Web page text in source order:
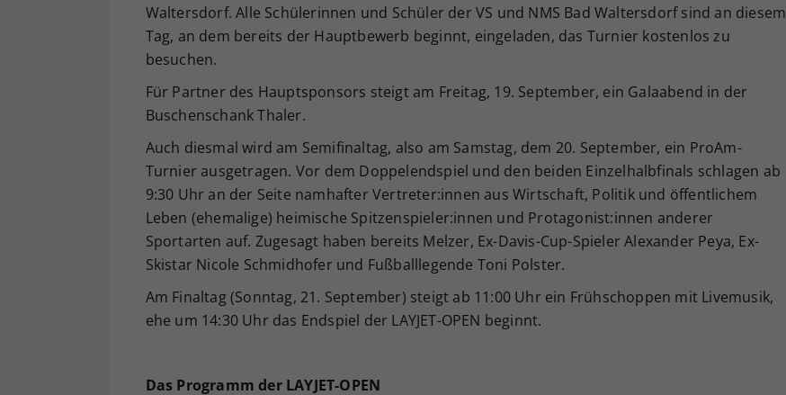
Waltersdorf. Alle Schülerinnen und Schüler der VS und NMS Bad Waltersdorf sind an diesem
Tag, an dem bereits der Hauptbewerb beginnt, eingeladen, das Turnier kostenlos zu
besuchen.
Für Partner des Hauptsponsors steigt am Freitag, 19. September, ein Galaabend in der
Buschenschank Thaler.
Auch diesmal wird am Semifinaltag, also am Samstag, dem 20. September, ein ProAm-
Turnier ausgetragen. Vor dem Doppelendspiel und den beiden Einzelhalbfinals schlagen ab
9:30 Uhr an der Seite namhafter Vertreter:innen aus Wirtschaft, Politik und öffentlichem
Leben (ehemalige) heimische Spitzenspieler:innen und Protagonist:innen anderer
Sportarten auf. Zugesagt haben bereits Melzer, Ex-Davis-Cup-Spieler Alexander Peya, Ex-
Skistar Nicole Schmidhofer und Fußballlegende Toni Polster.
Am Finaltag (Sonntag, 21. September) steigt ab 11:00 Uhr ein Frühschoppen mit Livemusik,
ehe um 14:30 Uhr das Endspiel der LAYJET-OPEN beginnt.
Das Programm der LAYJET-OPEN